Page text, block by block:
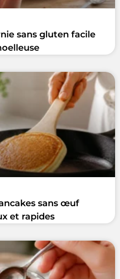
sans gluten facile
sans œuf
et rapides